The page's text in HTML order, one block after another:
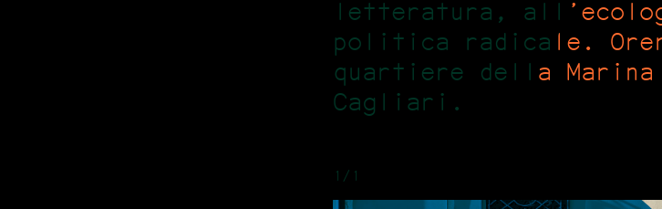
letteratura,
politica radicale.
quartiere della
Cagliari.
1/1